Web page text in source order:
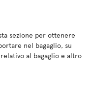
sezione per ottenere
nel bagaglio, su
al bagaglio e altro